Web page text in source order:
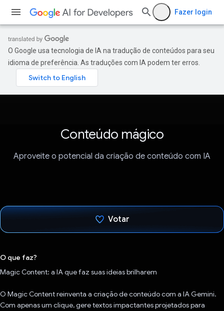
Fazer login
O Google usa tecnologia de IA na tradução de conteúdos para seu
idioma de preferência. As traduções com IA podem ter erros.
Conteúdo mágico
Aproveite o potencial da criação de conteúdo com IA
Votar
O que faz?
Magic Content: a IA que faz suas ideias brilharem
O Magic Content reinventa a criação de conteúdo com a IA Gemini.
Com apenas um clique, gere textos impactantes projetados para